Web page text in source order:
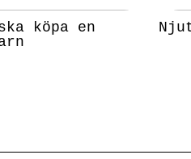
köpa en